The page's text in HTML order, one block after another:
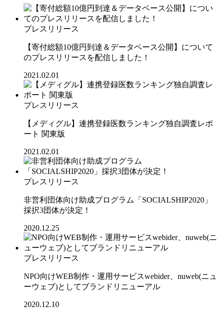
プレスリリース
【寄付総額10億円到達＆データベース公開】について
のプレスリリースを配信しました！
2021.02.01
プレスリリース
【メディグル】連携登録医数ランキング独⾃調査レポ
ート 関東版
2021.02.01
プレスリリース
非営利団体向け助成プログラム「SOCIALSHIP2020」
採択3団体が決定！
2020.12.25
プレスリリース
NPO向けWEB制作・運用サービスwebider、nuweb(ニュ
ーウェブ)としてブランドリニューアル
2020.12.10